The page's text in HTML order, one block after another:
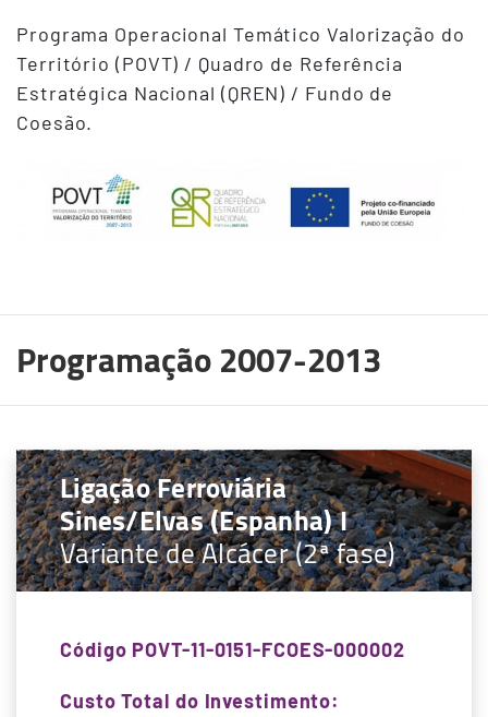
Programa Operacional Temático Valorização do
Território (POVT) / Quadro de Referência
Estratégica Nacional (QREN) / Fundo de
Coesão.
Programação 2007-2013
Ligação Ferroviária
Sines/Elvas (Espanha) I
Variante de Alcácer (2ª fase)
Código POVT-11-0151-FCOES-000002
Custo Total do Investimento: